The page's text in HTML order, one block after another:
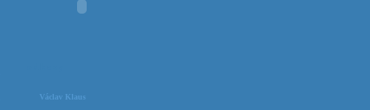
Václav Klaus